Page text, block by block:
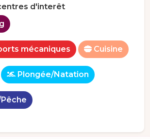
d'interêt
mécaniques Cuisine
Plongée/Natation